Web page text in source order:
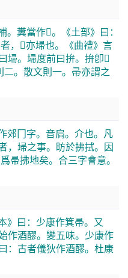
糞當作𡊅。《土部》曰：
，𡊅亦埽也。《曲禮》言
埽。埽度前曰拚。拚卽𡊅
二。散文則一。帚亦謂之
郊冂字。音扃。介也。凡
，埽之事。昉於拂拭。因
帚拂地矣。合三字會意。
》曰：少康作箕帚。又
作酒醪。變五味。少康作
：古者儀狄作酒醪。杜康